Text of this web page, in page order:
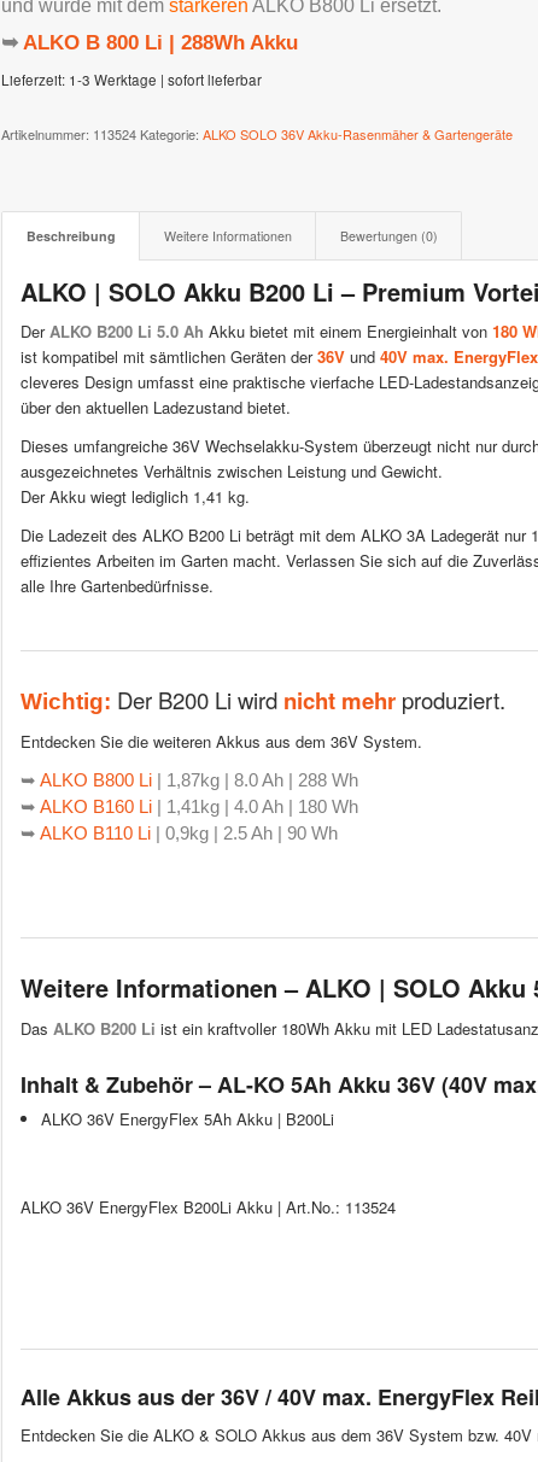
Stiga AutoClip Serie
und wurde mit dem stärkeren ALKO B800 Li ersetzt.
➥ ALKO B 800 Li | 288Wh Akku
Lieferzeit: 1-3 Werktage | sofort lieferbar
Artikelnummer: 113524 Kategorie: ALKO SOLO 36V Akku-Rasenmäher & Gartengeräte
Beschreibung Weitere Informationen Bewertungen (0)
ALKO | SOLO Akku B200 Li – Premium
DerALKO B200 Li 5.0 Ah Akku bietet mit einem Energieinhalt von 180
ist kompatibel mit sämtlichen Geräten der36V und 40V max. EnergyFlex
cleveres Design umfasst eine praktische vierfache LED-
über den aktuellen Ladezustand bietet.
Dieses umfangreiche 36V Wechselakku-System überzeugt nicht nur
ausgezeichnetes Verhältnis zwischen Leistung und Gewicht.
Der Akku wiegt lediglich 1,41 kg.
Die Ladezeit des ALKO B200 Li beträgt mit dem ALKO 3A Ladegerät nur
effizientes Arbeiten im Garten macht. Verlassen Sie sich auf die
alle Ihre Gartenbedürfnisse.
Wichtig: Der B200 Li wird nicht mehr produziert.
Entdecken Sie die weiteren Akkus aus dem 36V System.
➥ ALKO B800 Li
| 1,87kg | 8.0 Ah | 288 Wh
➥ ALKO B160 Li
| 1,41kg | 4.0 Ah | 180 Wh
➥ ALKO B110 Li | 0,9kg | 2.5 Ah | 90 Wh
Weitere Informationen – ALKO | SOLO Akku
Das ALKO B200 Li ist ein kraftvoller 180Wh Akku mit LED
Inhalt & Zubehör – AL-KO 5Ah Akku 36V (40V
ALKO 36V EnergyFlex 5Ah Akku | B200Li
ALKO 36V EnergyFlex B200Li Akku | Art.No.: 113524
Alle Akkus aus der 36V / 40V max. EnergyFlex
Entdecken Sie die ALKO & SOLO Akkus aus dem 36V System bzw. 40V